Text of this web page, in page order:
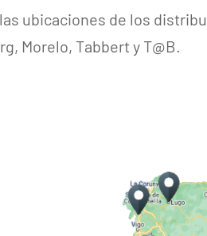
las ubicaciones de los
Morelo, Tabbert y T@B.